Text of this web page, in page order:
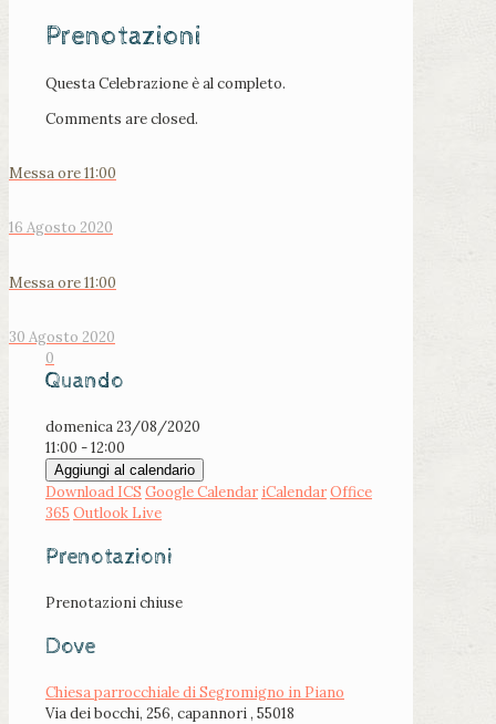
Prenotazioni
Questa Celebrazione è al completo.
Comments are closed.
Messa ore 11:00
16 Agosto 2020
Messa ore 11:00
30 Agosto 2020
0
Quando
domenica 23/08/2020
11:00 - 12:00
Aggiungi al calendario
Download ICS Google Calendar iCalendarOffice
365 Outlook Live
Prenotazioni
Prenotazioni chiuse
Dove
Chiesa parrocchiale di Segromigno in Piano
Via dei bocchi, 256, capannori , 55018